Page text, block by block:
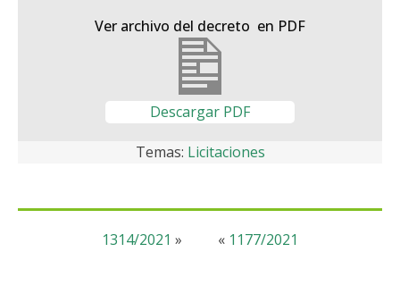
Ver archivo del decreto en PDF
Descargar PDF
Temas: Licitaciones
« 1177/2021
1314/2021 »